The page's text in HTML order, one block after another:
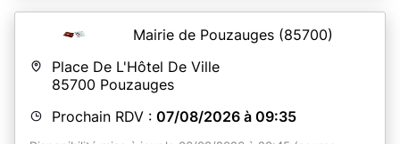
Mairie de Pouzauges (85700)
Place De L'Hôtel De Ville
85700 Pouzauges
Prochain RDV : 07/08/2026 à 09:35